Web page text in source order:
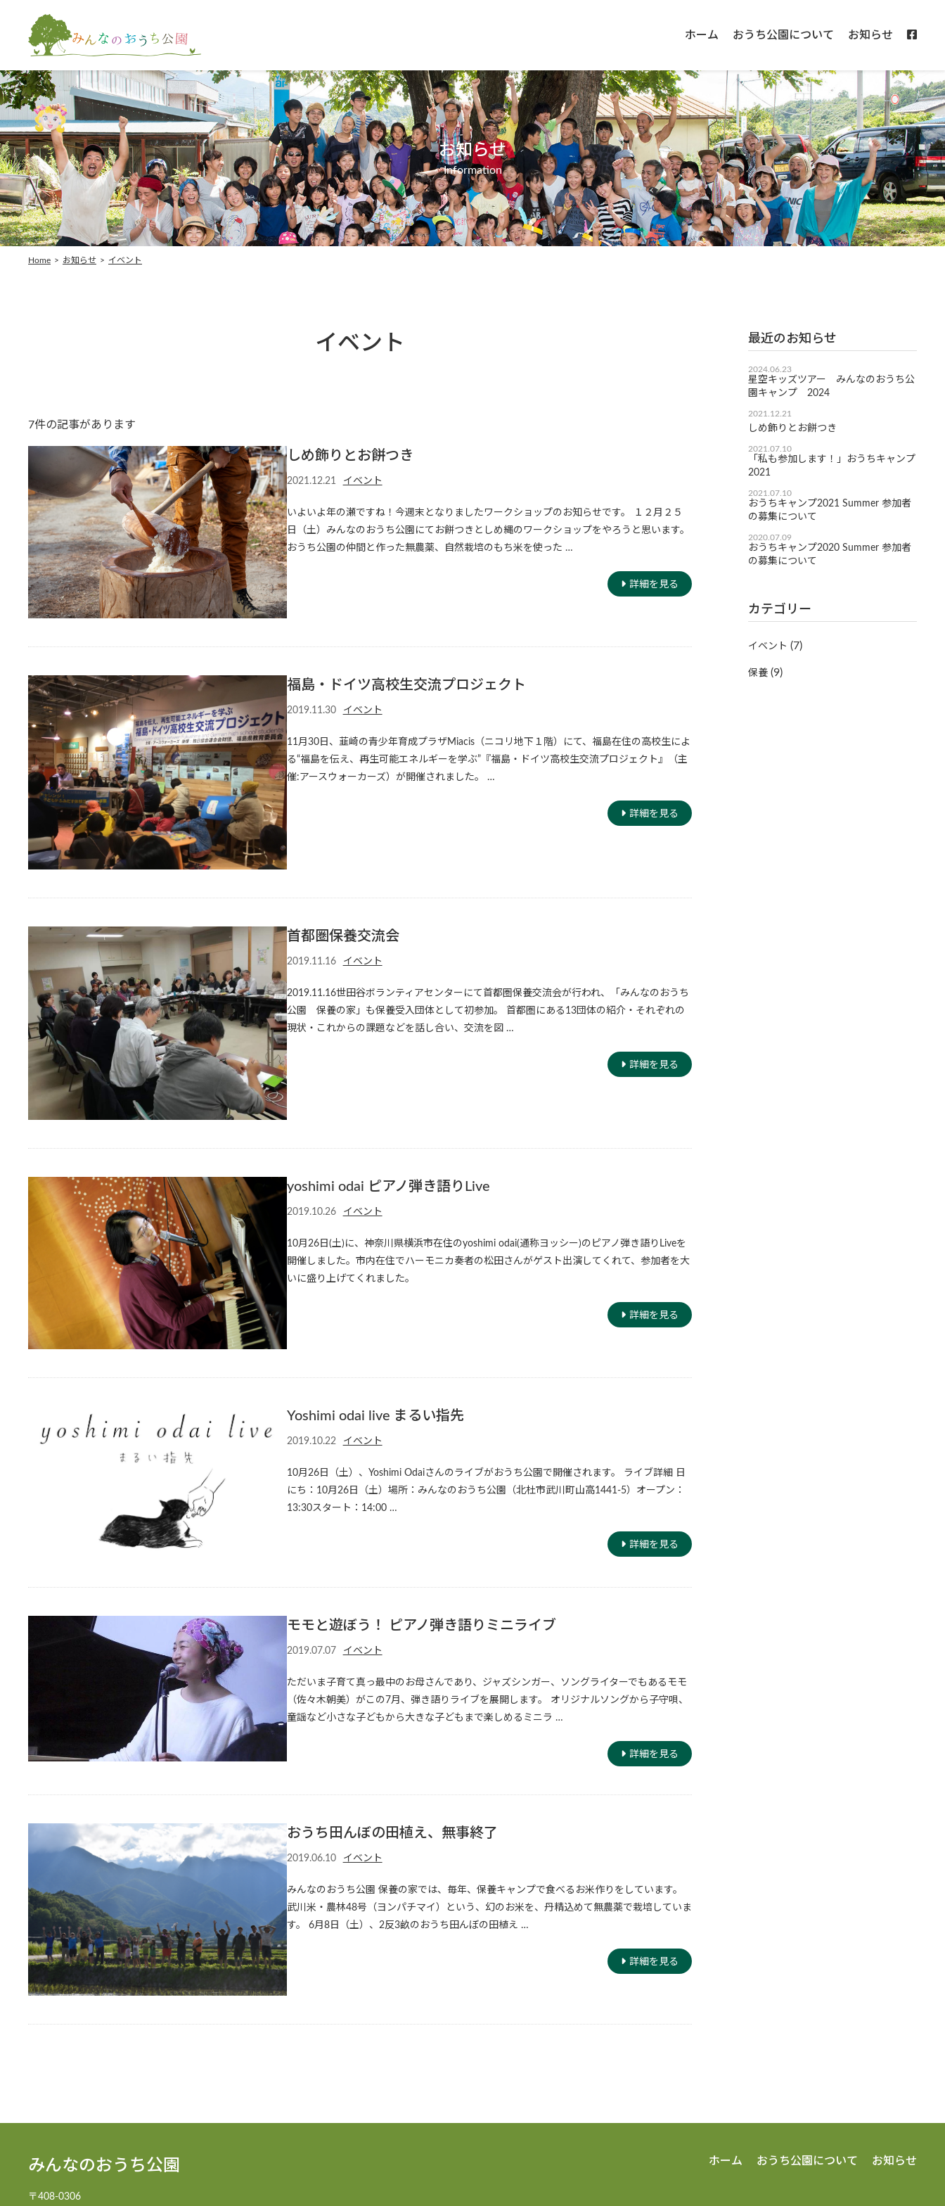
ホーム おうち公園について お知らせ
お知らせ
Information
Home > お知らせ > イベント
イベント
7件の記事があります
しめ飾りとお餅つき
2021.12.21 イベント
いよいよ年の瀬ですね！今週末となりましたワークショップのお知らせです。 １２月２５
日（土）みんなのおうち公園にてお餅つきとしめ縄のワークショップをやろうと思います。
おうち公園の仲間と作った無農薬、自然栽培のもち米を使った …
詳細を見る
福島・ドイツ高校生交流プロジェクト
2019.11.30 イベント
11月30日、韮崎の青少年育成プラザMiacis（ニコリ地下１階）にて、福島在住の高校生によ
る“福島を伝え、再生可能エネルギーを学ぶ”『福島・ドイツ高校生交流プロジェクト』（主
催:アースウォーカーズ）が開催されました。 …
詳細を見る
首都圏保養交流会
2019.11.16 イベント
2019.11.16世田谷ボランティアセンターにて首都圏保養交流会が行われ、「みんなのおうち
公園 保養の家」も保養受入団体として初参加。 首都圏にある13団体の紹介・それぞれの
現状・これからの課題などを話し合い、交流を図 …
詳細を見る
yoshimi odai ピアノ弾き語りLive
2019.10.26 イベント
10月26日(土)に、神奈川県横浜市在住のyoshimi odai(通称ヨッシー)のピアノ弾き語りLiveを
開催しました。市内在住でハーモニカ奏者の松田さんがゲスト出演してくれて、参加者を大
いに盛り上げてくれました。
詳細を見る
Yoshimi odai live まるい指先
2019.10.22 イベント
10月26日（土）、Yoshimi Odaiさんのライブがおうち公園で開催されます。 ライブ詳細 日
にち：10月26日（土）場所：みんなのおうち公園（北杜市武川町山高1441-5）オープン：
13:30スタート：14:00 …
詳細を見る
モモと遊ぼう！ ピアノ弾き語りミニライブ
2019.07.07 イベント
ただいま子育て真っ最中のお母さんであり、ジャズシンガー、ソングライターでもあるモモ
（佐々木朝美）がこの7月、弾き語りライブを展開します。 オリジナルソングから子守唄、
童謡など小さな子どもから大きな子どもまで楽しめるミニラ …
詳細を見る
おうち田んぼの田植え、無事終了
2019.06.10 イベント
みんなのおうち公園 保養の家では、毎年、保養キャンプで食べるお米作りをしています。
武川米・農林48号（ヨンパチマイ）という、幻のお米を、丹精込めて無農薬で栽培していま
す。 6月8日（土）、2反3畝のおうち田んぼの田植え …
詳細を見る
最近のお知らせ
2024.06.23
星空キッズツアー みんなのおうち公
園キャンプ 2024
2021.12.21
しめ飾りとお餅つき
2021.07.10
「私も参加します！」おうちキャンプ
2021
2021.07.10
おうちキャンプ2021 Summer 参加者
の募集について
2020.07.09
おうちキャンプ2020 Summer 参加者
の募集について
カテゴリー
イベント (7)
保養 (9)
みんなのおうち公園
〒408-0306
ホーム おうち公園について お知らせ